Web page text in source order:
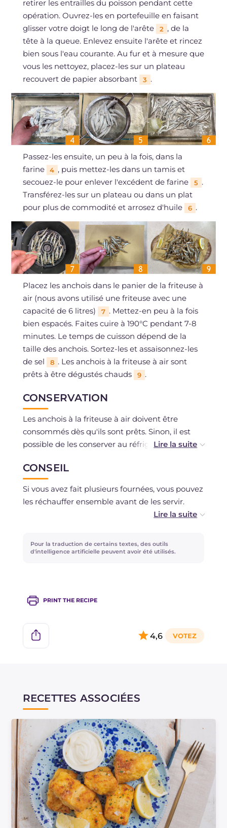
retirer les entrailles du poisson pendant cette
opération. Ouvrez-les en portefeuille en faisant
glisser votre doigt le long de l'arête
2 , de la
tête à la queue. Enlevez ensuite l'arête et rincez
bien sous l'eau courante. Au fur et à mesure que
vous les nettoyez, placez-les sur un plateau
recouvert de papier absorbant
3 .
Passez-les ensuite, un peu à la fois, dans la
farine
4 , puis mettez-les dans un tamis et
secouez-le pour enlever l'excédent de farine
5 .
Transférez-les sur un plateau ou dans un plat
pour plus de commodité et arrosez d'huile
6 .
Placez les anchois dans le panier de la friteuse à
air (nous avons utilisé une friteuse avec une
capacité de 6 litres)
7 . Mettez-en peu à la fois
bien espacés. Faites cuire à 190°C pendant 7-8
minutes. Le temps de cuisson dépend de la
taille des anchois. Sortez-les et assaisonnez-les
de sel
8 . Les anchois à la friteuse à air sont
prêts à être dégustés chauds
9 .
CONSERVATION
Les anchois à la friteuse à air doivent être
consommés dès qu'ils sont prêts. Sinon, il est
possible de les conserver au réfrigérateur
CONSEIL
Si vous avez fait plusieurs fournées, vous pouvez
les réchauffer ensemble avant de les servir.
vous pouvez passer les anchois dans un
mélange de chapelure et de farine de maïs.
plat encore plus parfumé.
Vous pouvez servir les anchois à la friteuse à air
avec une excellente sauce verte !
Pour la traduction de certains textes, des outils
d'intelligence artificielle peuvent avoir été utilisés.
PRINT THE RECIPE
4,6
RECETTES ASSOCIÉES